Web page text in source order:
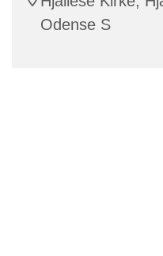
Odense S